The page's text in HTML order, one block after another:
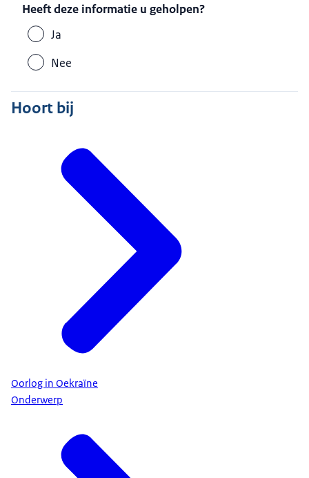
Heeft deze informatie u geholpen?
Ja
Nee
Hoort bij
Oorlog in Oekraïne
Onderwerp